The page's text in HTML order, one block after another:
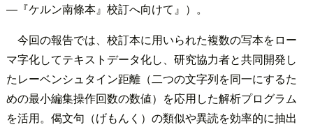
―『ケルン南條本』校訂へ向けて』）。
今回の報告では、校訂本に用いられた複数の写本をロー
マ字化してテキストデータ化し、研究協力者と共同開発し
たレーベンシュタイン距離（二つの文字列を同一にするた
めの最小編集操作回数の数値）を応用した解析プログラム
を活用。偈文句（げもんく）の類似や異読を効率的に抽出